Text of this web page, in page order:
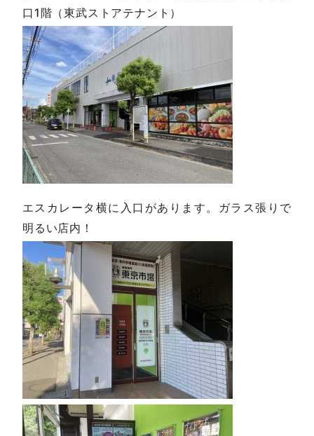
口1階（東武ストアテナント）
エスカレータ横に入口があります。ガラス張りで
明るい店内！